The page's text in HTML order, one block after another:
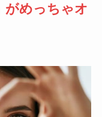
がめっちゃオ